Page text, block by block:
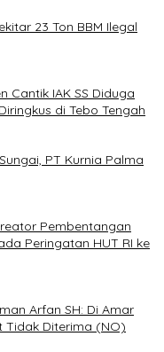
23 Ton BBM Ilegal
Cantik IAK SS Diduga
di Tebo Tengah
PT Kurnia Palma
Pembentangan
Peringatan HUT RI ke
Arfan SH: Di Amar
Tidak Diterima (NO)